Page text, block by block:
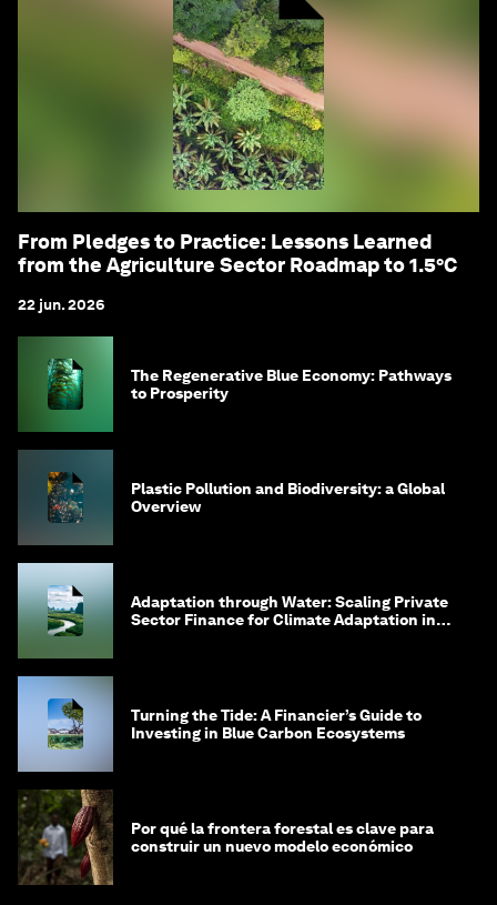
From Pledges to Practice: Lessons Learned
from the Agriculture Sector Roadmap to 1.5°C
22 jun. 2026
The Regenerative Blue Economy: Pathways
to Prosperity
Plastic Pollution and Biodiversity: a Global
Overview
Adaptation through Water: Scaling Private
Sector Finance for Climate Adaptation in
Turning the Tide: A Financier’s Guide to
Investing in Blue Carbon Ecosystems
Por qué la frontera forestal es clave para
construir un nuevo modelo económico